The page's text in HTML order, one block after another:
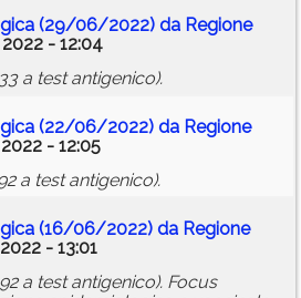
(29/06/2022) da Regione
- 12:04
a test antigenico).
(22/06/2022) da Regione
- 12:05
a test antigenico).
(16/06/2022) da Regione
- 13:01
a test antigenico). Focus